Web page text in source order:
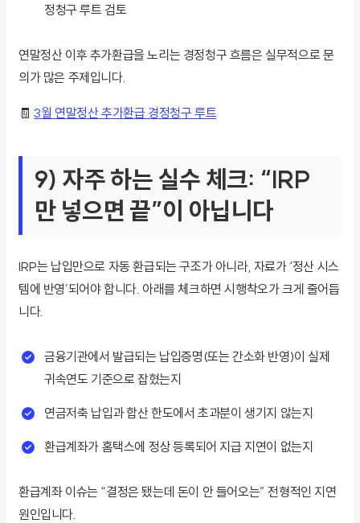
정청구 루트 검토
연말정산 이후 추가환급을 노리는 경정청구 흐름은 실무적으로 문
의가 많은 주제입니다.
🧾3월 연말정산 추가환급 경정청구 루트
9) 자주 하는 실수 체크: “IRP
만 넣으면 끝”이 아닙니다
IRP는 납입만으로 자동 환급되는 구조가 아니라, 자료가 ‘정산 시스
템에 반영’되어야 합니다. 아래를 체크하면 시행착오가 크게 줄어듭
니다.
금융기관에서 발급되는 납입증명(또는 간소화 반영)이 실제
귀속연도 기준으로 잡혔는지
연금저축 납입과 합산 한도에서 초과분이 생기지 않는지
환급계좌가 홈택스에 정상 등록되어 지급 지연이 없는지
환급계좌 이슈는 “결정은 됐는데 돈이 안 들어오는” 전형적인 지연
원인입니다.